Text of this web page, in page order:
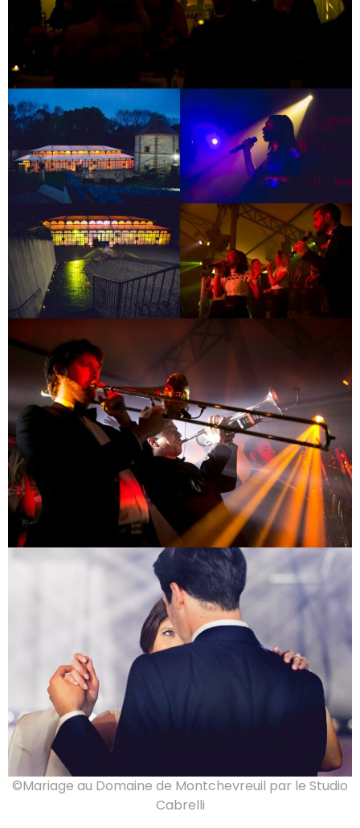
©Mariage au Domaine de Montchevreuil par le Studio
Cabrelli